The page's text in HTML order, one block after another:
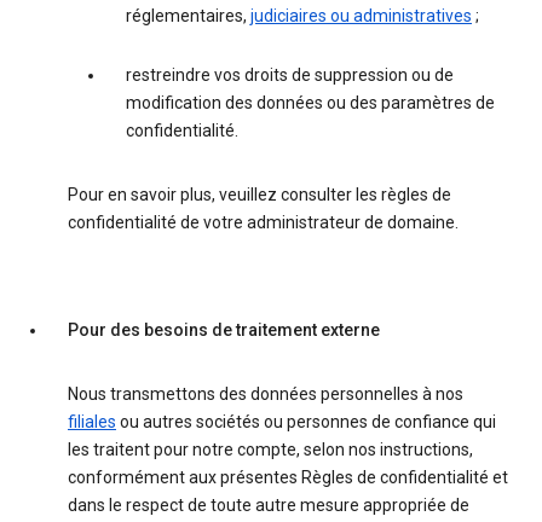
réglementaires, judiciaires ou administratives ;
restreindre vos droits de suppression ou de
modification des données ou des paramètres de
confidentialité.
Pour en savoir plus, veuillez consulter les règles de
confidentialité de votre administrateur de domaine.
Pour des besoins de traitement externe
Nous transmettons des données personnelles à nos
filiales ou autres sociétés ou personnes de confiance qui
les traitent pour notre compte, selon nos instructions,
conformément aux présentes Règles de confidentialité et
dans le respect de toute autre mesure appropriée de